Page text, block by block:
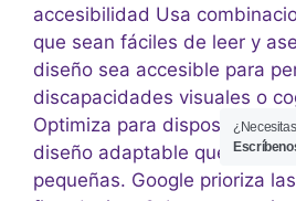
accesibilidad Usa
que sean fáciles de leer y
diseño sea accesible para
discapacidades visuales o
Optimiza para dispositivos
diseño adaptable que se
pequeñas. Google prioriza